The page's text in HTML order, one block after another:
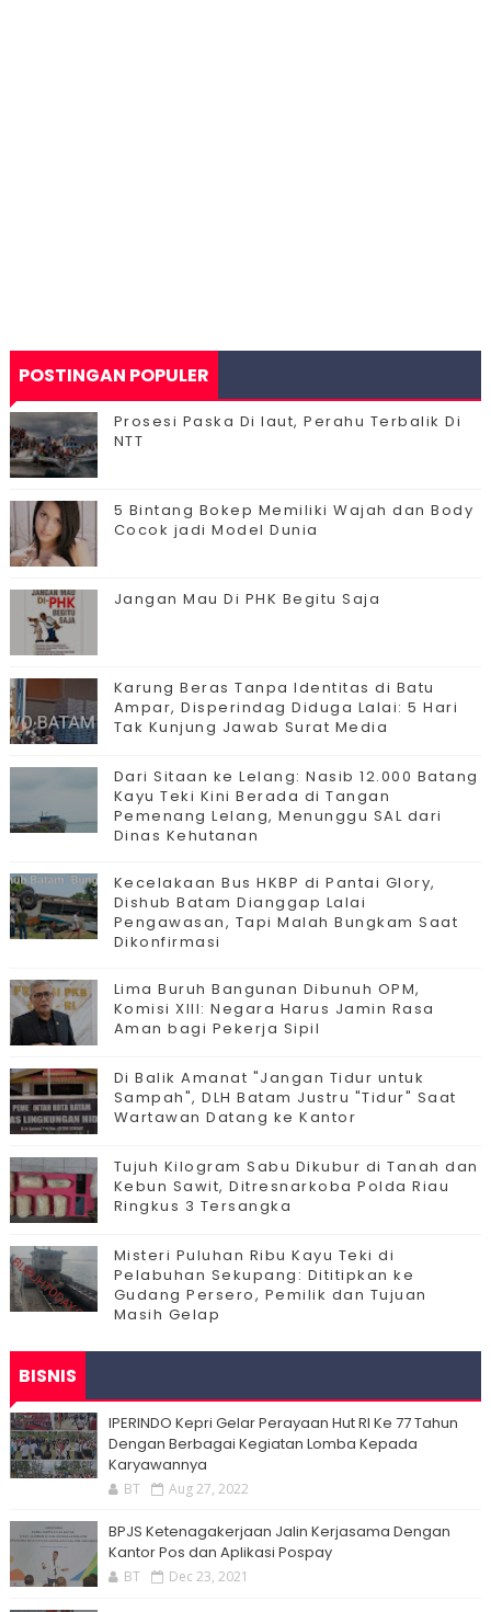
POSTINGAN POPULER
Prosesi Paska Di laut, Perahu Terbalik Di
NTT
5 Bintang Bokep Memiliki Wajah dan Body
Cocok jadi Model Dunia
Jangan Mau Di PHK Begitu Saja
Karung Beras Tanpa Identitas di Batu
Ampar, Disperindag Diduga Lalai: 5 Hari
Tak Kunjung Jawab Surat Media
Dari Sitaan ke Lelang: Nasib 12.000 Batang
Kayu Teki Kini Berada di Tangan
Pemenang Lelang, Menunggu SAL dari
Dinas Kehutanan
Kecelakaan Bus HKBP di Pantai Glory,
Dishub Batam Dianggap Lalai
Pengawasan, Tapi Malah Bungkam Saat
Dikonfirmasi
Lima Buruh Bangunan Dibunuh OPM,
Komisi XIII: Negara Harus Jamin Rasa
Aman bagi Pekerja Sipil
Di Balik Amanat "Jangan Tidur untuk
Sampah", DLH Batam Justru "Tidur" Saat
Wartawan Datang ke Kantor
Tujuh Kilogram Sabu Dikubur di Tanah dan
Kebun Sawit, Ditresnarkoba Polda Riau
Ringkus 3 Tersangka
Misteri Puluhan Ribu Kayu Teki di
Pelabuhan Sekupang: Dititipkan ke
Gudang Persero, Pemilik dan Tujuan
Masih Gelap
BISNIS
IPERINDO Kepri Gelar Perayaan Hut RI Ke 77 Tahun
Dengan Berbagai Kegiatan Lomba Kepada
Karyawannya
BT Aug 27, 2022
BPJS Ketenagakerjaan Jalin Kerjasama Dengan
Kantor Pos dan Aplikasi Pospay
BT Dec 23, 2021